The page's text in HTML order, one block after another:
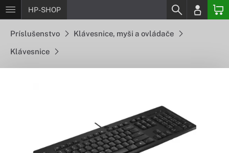
HP-SHOP
Príslušenstvo Klávesnice, myši a ovládače
Klávesnice